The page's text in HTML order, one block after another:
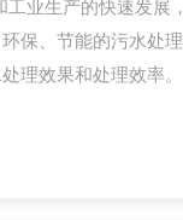
业生产的快速发
保、节能的污水处
理效果和处理效率